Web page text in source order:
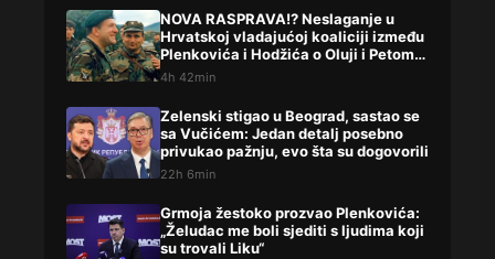
NOVA RASPRAVA!? Neslaganje u
Hrvatskoj vladajućoj koaliciji između
Plenkovića i Hodžića o Oluji i Petom
korpusu ARBIH!
4h 42min
Zelenski stigao u Beograd, sastao se
sa Vučićem: Jedan detalj posebno
privukao pažnju, evo šta su dogovorili
22h 6min
Grmoja žestoko prozvao Plenkovića:
„Želudac me boli sjediti s ljudima koji
su trovali Liku“